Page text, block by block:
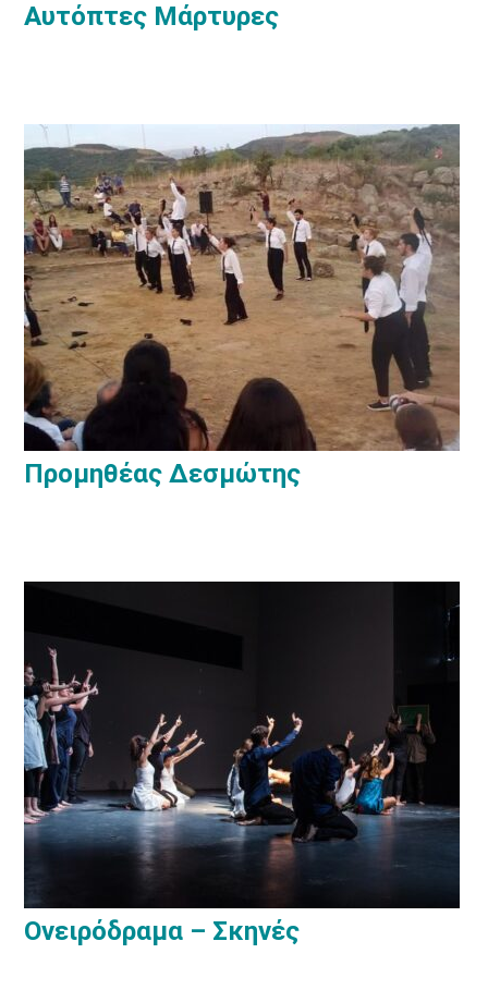
Αυτόπτες Μάρτυρες
Προμηθέας Δεσμώτης
Ονειρόδραμα – Σκηνές